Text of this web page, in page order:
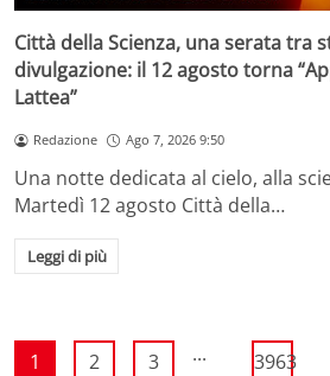
Città della Scienza, una serata tra
divulgazione: il 12 agosto torna
Lattea”
Redazione Ago 7, 2026 9:50
Una notte dedicata al cielo, alla
Martedì 12 agosto Città della…
Leggi di più
1 2 3 ... 3963